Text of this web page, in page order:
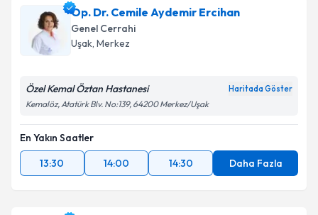
Op. Dr. Cemile Aydemir Ercihan
Genel Cerrahi
Uşak, Merkez
Özel Kemal Öztan Hastanesi Haritada Göster
Kemalöz, Atatürk Blv. No:139, 64200 Merkez/Uşak
En Yakın Saatler
13:30
14:00 14:30 Daha Fazla